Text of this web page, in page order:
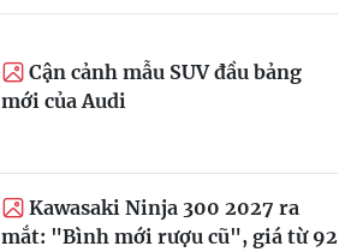
Cận cảnh mẫu SUV đầu bảng
mới của Audi
Kawasaki Ninja 300 2027 ra
mắt: "Bình mới rượu cũ", giá từ 92